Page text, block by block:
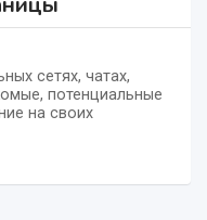
сетях, чатах,
потенциальные
на своих